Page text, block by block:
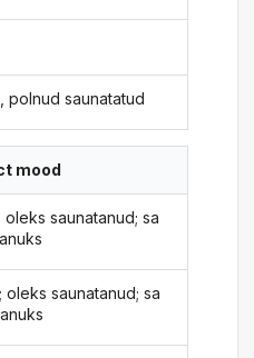
polnud saunatatud
mood
saunatanud; sa
saunatanud; sa